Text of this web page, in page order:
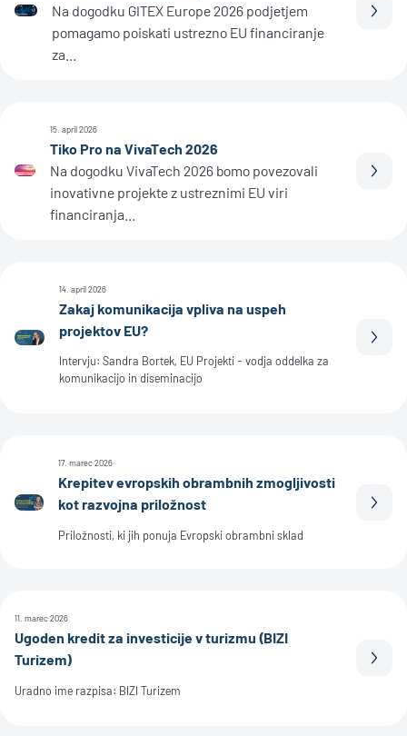
Na dogodku GITEX Europe 2026 podjetjem
pomagamo poiskati ustrezno EU financiranje
za...
15. april 2026
Tiko Pro na VivaTech 2026
Na dogodku VivaTech 2026 bomo povezovali
inovativne projekte z ustreznimi EU viri
financiranja...
14. april 2026
Zakaj komunikacija vpliva na uspeh
projektov EU?
Intervju: Sandra Bortek, EU Projekti - vodja oddelka za
komunikacijo in diseminacijo
17. marec 2026
Krepitev evropskih obrambnih zmogljivosti
kot razvojna priložnost
Priložnosti, ki jih ponuja Evropski obrambni sklad
11. marec 2026
Ugoden kredit za investicije v turizmu (BIZI
Turizem)
Uradno ime razpisa: BIZI Turizem